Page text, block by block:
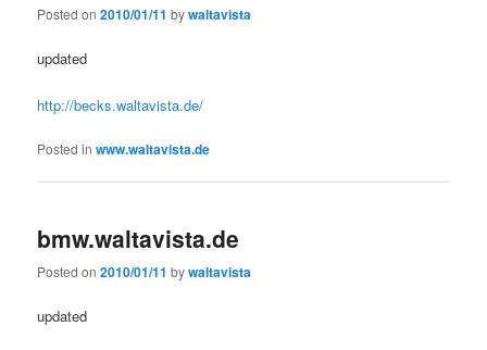
Posted on2010/01/11 bywaltavista
updated
http://becks.waltavista.de/
Posted in www.waltavista.de
bmw.waltavista.de
Posted on2010/01/11 bywaltavista
updated